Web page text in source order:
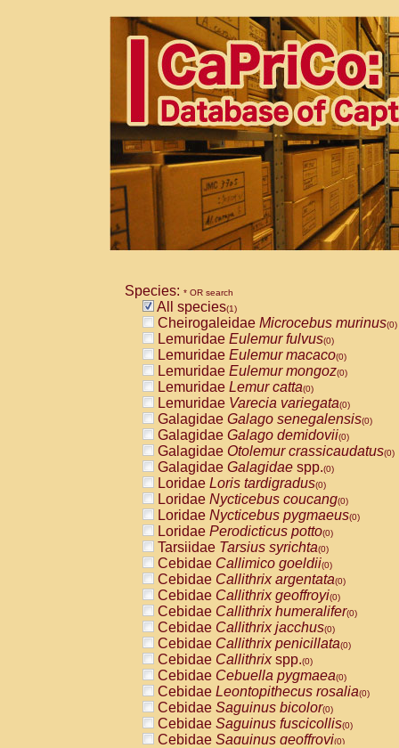
Species: * OR search
All species(1)
Cheirogaleidae Microcebus murinus(0)
Lemuridae Eulemur fulvus(0)
Lemuridae Eulemur macaco(0)
Lemuridae Eulemur mongoz(0)
Lemuridae Lemur catta(0)
Lemuridae Varecia variegata(0)
Galagidae Galago senegalensis(0)
Galagidae Galago demidovii(0)
Galagidae Otolemur crassicaudatus(0)
Galagidae Galagidae spp.(0)
Loridae Loris tardigradus(0)
Loridae Nycticebus coucang(0)
Loridae Nycticebus pygmaeus(0)
Loridae Perodicticus potto(0)
Tarsiidae Tarsius syrichta(0)
Cebidae Callimico goeldii(0)
Cebidae Callithrix argentata(0)
Cebidae Callithrix geoffroyi(0)
Cebidae Callithrix humeralifer(0)
Cebidae Callithrix jacchus(0)
Cebidae Callithrix penicillata(0)
Cebidae Callithrixspp.(0)
Cebidae Cebuella pygmaea(0)
Cebidae Leontopithecus rosalia(0)
Cebidae Saguinus bicolor(0)
Cebidae Saguinus fuscicollis(0)
Cebidae Saguinus geoffroyi(0)